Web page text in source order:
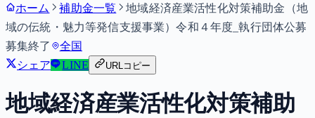
ホーム
補助金一覧
地域経済産業活性化対策補助金（地
域の伝統・魅力等発信支援事業）令和４年度_執行団体公募
募集終了
全国
シェア
LINE URLコピー
地域経済産業活性化対策補助